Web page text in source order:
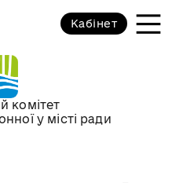
комітет
у місті ради
Кабінет
за 2017 рік